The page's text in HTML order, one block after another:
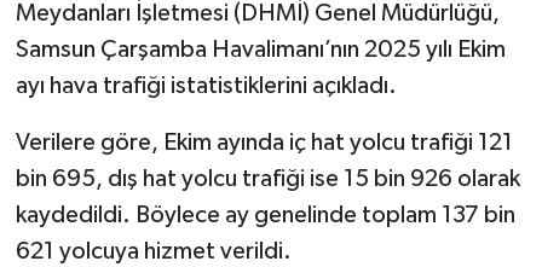
Meydanları İşletmesi (DHMİ) Genel Müdürlüğü,
Samsun Çarşamba Havalimanı’nın 2025 yılı Ekim
ayı hava trafiği istatistiklerini açıkladı.
Verilere göre, Ekim ayında iç hat yolcu trafiği 121
bin 695, dış hat yolcu trafiği ise 15 bin 926 olarak
kaydedildi. Böylece ay genelinde toplam 137 bin
621 yolcuya hizmet verildi.